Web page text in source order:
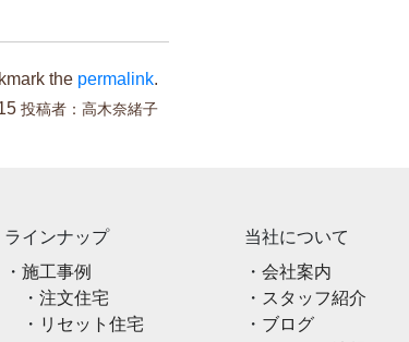
the permalink.
投稿者： 高木奈緒子
ラインナップ
施工事例
注文住宅
リセット住宅
当社について
会社案内
スタッフ紹介
ブログ